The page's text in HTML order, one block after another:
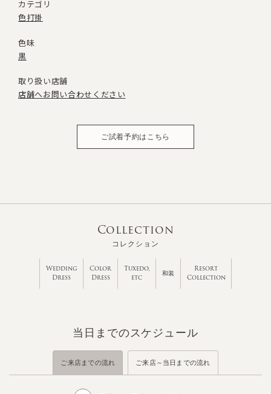
カテゴリ
色打掛
色味
黒
取り扱い店舗
店舗へお問い合わせください
ご試着予約はこちら
Collection
コレクション
Wedding
Dress
Color
Dress
Tuxedo,
etc
和装
Resort
Collection
当日までのスケジュール
ご来店までの流れ ご来店～当日までの流れ